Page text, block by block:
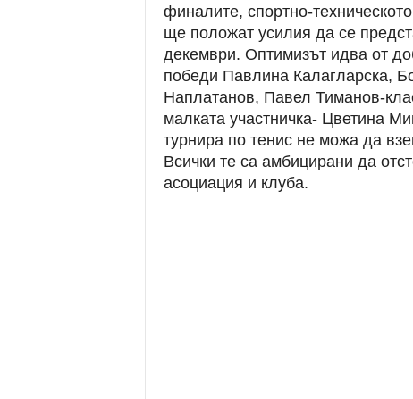
финалите, спортно-
ще положат усилия да се
декември. Оптимизът идва от
победи Павлина Калагларска,
Наплатанов, Павел Тиманов-
малката участничка- Цветина
турнира по тенис не можа да
Всички те са амбицирани да
асоциация и клуба.